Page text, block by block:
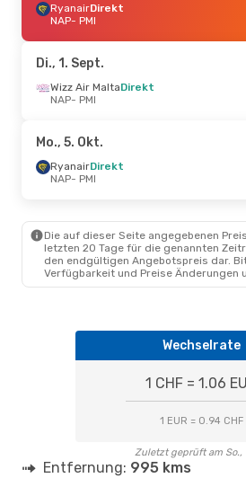
RyanairDirekt
NAP- PMI
PMI- NAP
Do., 15. Okt.- Sa., 17. Okt.
RyanairDirekt
PMI- NAP
NAP
- PMI
RyanairDirekt
PMI- NAP
- PMI
- NAP
RyanairDirekt
NAP- PMI
Di., 1. Sept.
Wizz Air MaltaDirekt
NAP- PMI
Mo., 5. Okt.
RyanairDirekt
NAP- PMI
Die auf dieser Seite angegebenen
letzten 20 Tage für die genannten
den endgültigen Angebotspreis dar.
Verfügbarkeit und Preise Änderungen
Wechselrate
1 CHF = 1.06
1 EUR = 0.94 CHF
Zuletzt geprüft am So.,
Entfernung: 995 kms